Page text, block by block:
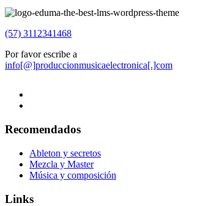
(57) 3112341468
Por favor escribe a
info[@]produccionmusicaelectronica[.]com
Recomendados
Ableton y secretos
Mezcla y Master
Música y composición
Links